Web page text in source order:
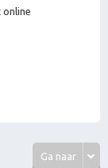
online
Ga naar